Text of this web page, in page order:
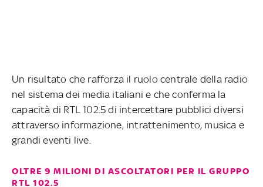
Un risultato che rafforza il ruolo centrale della radio
nel sistema dei media italiani e che conferma la
capacità di RTL 102.5 di intercettare pubblici diversi
attraverso informazione, intrattenimento, musica e
grandi eventi live.
OLTRE 9 MILIONI DI ASCOLTATORI PER IL GRUPPO
RTL 102.5